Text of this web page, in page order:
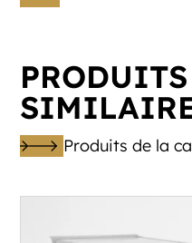
PRODUITS
Produits de la